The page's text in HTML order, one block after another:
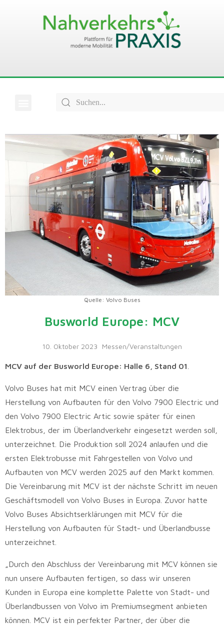
Quelle: Volvo Buses
Busworld Europe: MCV
10. Oktober 2023 Messen/Veranstaltungen
MCV auf der Busworld Europe: Halle 6, Stand 01
Volvo Buses hat mit MCV einen Vertrag über die
Herstellung von Aufbauten für den Volvo 7900 Electric und
den Volvo 7900 Electric Artic sowie später für einen
Elektrobus, der im Überlandverkehr eingesetzt werden soll,
unterzeichnet. Die Produktion soll 2024 anlaufen und die
ersten Elektrobusse mit Fahrgestellen von Volvo und
Aufbauten von MCV werden 2025 auf den Markt kommen.
Die Vereinbarung mit MCV ist der nächste Schritt im neuen
Geschäftsmodell von Volvo Buses in Europa. Zuvor hatte
Volvo Buses Absichtserklärungen mit MCV für die
Herstellung von Aufbauten für Stadt- und Überlandbusse
unterzeichnet.
„Durch den Abschluss der Vereinbarung mit MCV können sie
nun unsere Aufbauten fertigen, so dass wir unseren
Kunden in Europa eine komplette Palette von Stadt- und
Überlandbussen von Volvo im Premiumsegment anbieten
können. MCV ist ein perfekter Partner, der über die